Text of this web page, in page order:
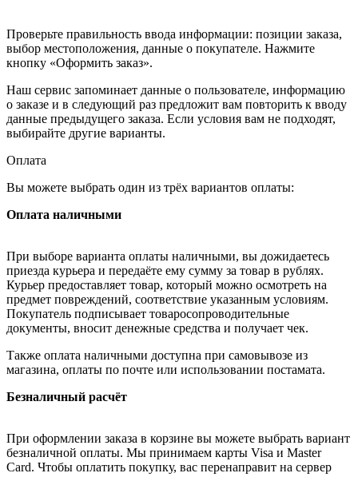
Проверьте правильность ввода информации: позиции заказа,
выбор местоположения, данные о покупателе. Нажмите
кнопку «Оформить заказ».
Наш сервис запоминает данные о пользователе, информацию
о заказе и в следующий раз предложит вам повторить к вводу
данные предыдущего заказа. Если условия вам не подходят,
выбирайте другие варианты.
Оплата
Вы можете выбрать один из трёх вариантов оплаты:
Оплата наличными
При выборе варианта оплаты наличными, вы дожидаетесь
приезда курьера и передаёте ему сумму за товар в рублях.
Курьер предоставляет товар, который можно осмотреть на
предмет повреждений, соответствие указанным условиям.
Покупатель подписывает товаросопроводительные
документы, вносит денежные средства и получает чек.
Также оплата наличными доступна при самовывозе из
магазина, оплаты по почте или использовании постамата.
Безналичный расчёт
При оформлении заказа в корзине вы можете выбрать вариант
безналичной оплаты. Мы принимаем карты Visa и Master
Card. Чтобы оплатить покупку, вас перенаправит на сервер